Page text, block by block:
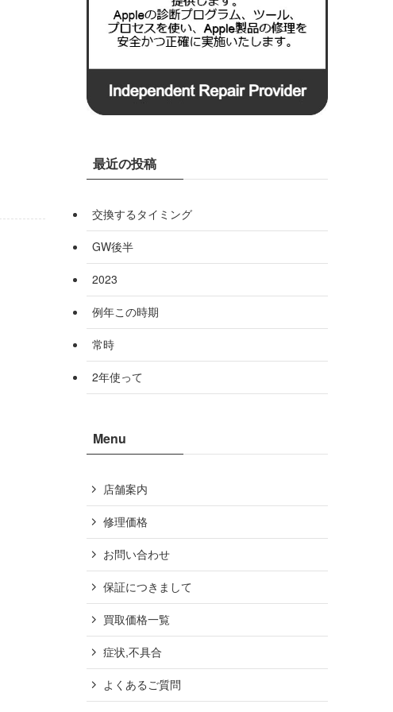
最近の投稿
交換するタイミング
GW後半
2023
例年この時期
常時
2年使って
Menu
店舗案内
修理価格
お問い合わせ
保証につきまして
買取価格一覧
症状,不具合
よくあるご質問